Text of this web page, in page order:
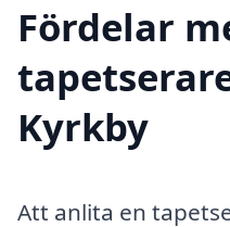
Fördelar
Kyrkby
Att anlita en